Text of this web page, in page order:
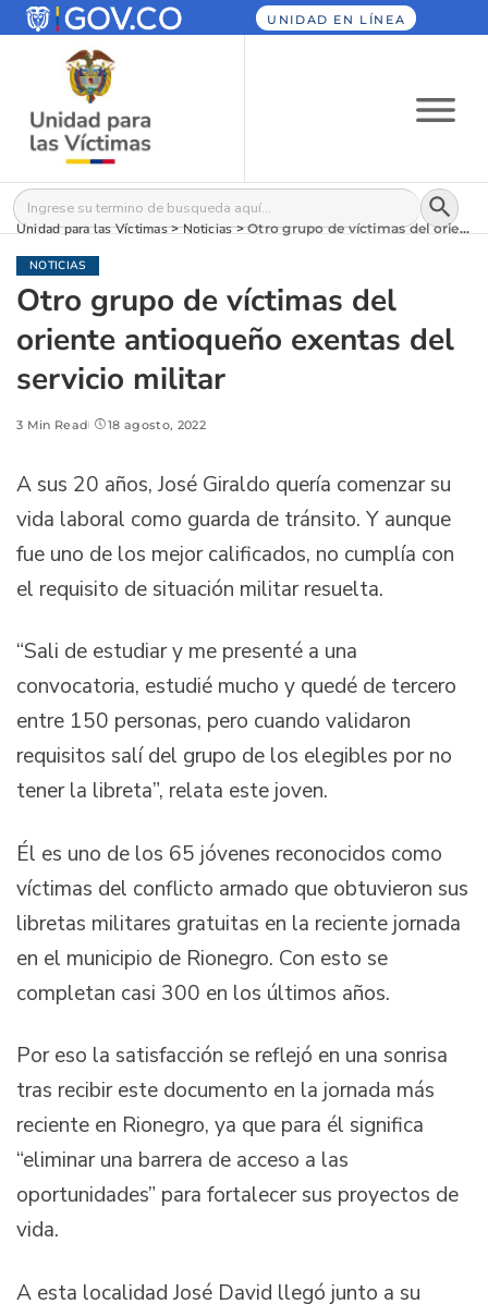
UNIDAD EN LÍNEA
Buscar: Botón
Unidad para las Víctimas>Noticias>Otro grupo de víctimas del oriente antioqueño exentas del servicio militar
NOTICIAS
Otro grupo de víctimas del
oriente antioqueño exentas del
servicio militar
3 Min Read 18 agosto, 2022
A sus 20 años, José Giraldo quería comenzar su
vida laboral como guarda de tránsito. Y aunque
fue uno de los mejor calificados, no cumplía con
el requisito de situación militar resuelta.
“Sali de estudiar y me presenté a una
convocatoria, estudié mucho y quedé de tercero
entre 150 personas, pero cuando validaron
requisitos salí del grupo de los elegibles por no
tener la libreta”, relata este joven.
Él es uno de los 65 jóvenes reconocidos como
víctimas del conflicto armado que obtuvieron sus
libretas militares gratuitas en la reciente jornada
en el municipio de Rionegro. Con esto se
completan casi 300 en los últimos años.
Por eso la satisfacción se reflejó en una sonrisa
tras recibir este documento en la jornada más
reciente en Rionegro, ya que para él significa
“eliminar una barrera de acceso a las
oportunidades” para fortalecer sus proyectos de
vida.
A esta localidad José David llegó junto a su